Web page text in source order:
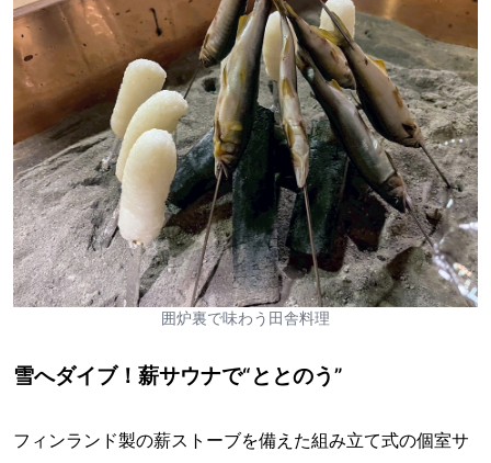
囲炉裏で味わう田舎料理
雪へダイブ！薪サウナで“ととのう”
フィンランド製の薪ストーブを備えた組み立て式の個室サ